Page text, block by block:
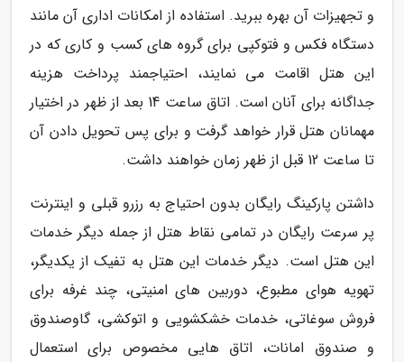
و تجهیزات آن بهره ببرید. استفاده از امکانات اداری آن مانند
دستگاه فکس و فتوکپی برای گروه های کسب و کاری که در
این هتل اقامت می نمایند، احتیاجمند پرداخت هزینه
جداگانه برای آنان است. اتاق ساعت 14 بعد از ظهر در اختیار
مهمانان هتل قرار خواهد گرفت و برای پس تحویل دادن آن
تا ساعت 12 قبل از ظهر زمان خواهند داشت.
داشتن پارکینگ رایگان بدون احتیاج به رزرو قبلی و اینترنت
پر سرعت رایگان در تمامی نقاط هتل از جمله دیگر خدمات
این هتل است. دیگر خدمات این هتل به تفیک از یکدیگر،
تهویه هوای مطبوع، دوربین های امنیتی، چند غرفه برای
فروش سوغاتی، خدمات خشکشویی و اتوکشی، گاوصندوق
و صندوق امانات، اتاق هایی مخصوص برای استعمال